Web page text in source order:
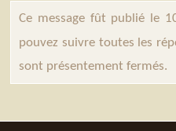
Ce message fût publié le
pouvez suivre toutes les
sont présentement fermés.